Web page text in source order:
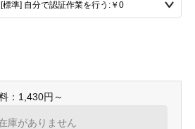
：1,430円～
庫がありません